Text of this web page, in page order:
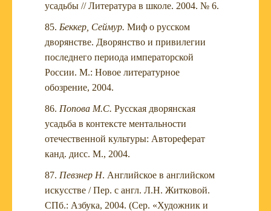
усадьбы // Литература в школе. 2004. № 6.
Беккер, Сеймур. Миф о русском
дворянстве. Дворянство и привилегии
последнего периода императорской
России. М.: Новое литературное
обозрение, 2004.
Попова М.С. Русская дворянская
усадьба в контексте ментальности
отечественной культуры: Автореферат
канд. дисс. М., 2004.
Певзнер Н. Английское в английском
искусстве / Пер. с англ. Л.Н. Житковой.
СПб.: Азбука, 2004. (Сер. «Художник и